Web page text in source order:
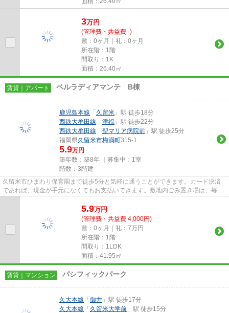
3万円
(管理費・共益費 -)
敷：0ヶ月｜礼：0ヶ月
所在階：1階
間取り：1K
面積：26.40㎡
賃貸｜アパート ペルラディアマンテ B棟
鹿児島本線 「久留米 」駅 徒歩18分
西鉄大牟田線 「津福 」駅 徒歩22分
西鉄大牟田線 「聖マリア病院前 」駅 徒歩25分
福岡県久留米市梅満町315-1
5.9万円
築年数：築8年 ｜募集中： 1室
階数：3階建
久留米市ひまわり保育園まで徒歩5分と気軽に通うことができます。カード決済
であれば、現金が手元になくてもお支払いできます。敷地内ごみ置き場は、毎日
のごみ捨ての煩わしさを軽減し...
5.9万円
(管理費・共益費 4,000円)
敷：0ヶ月｜礼：7万円
所在階：1階
間取り：1LDK
面積：41.95㎡
賃貸｜マンション パシフィックパーク
久大本線 「御井 」駅 徒歩17分
久大本線 「久留米大学前 」駅 徒歩15分